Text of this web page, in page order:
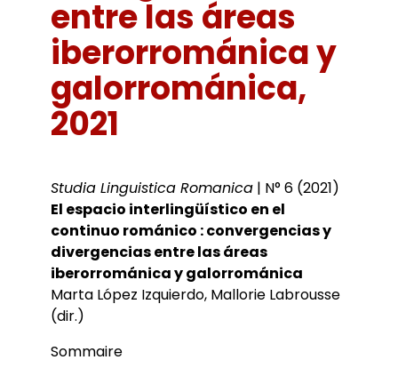
Agenda
Séminaires et conférences
Journées d’études
Colloques
Soutenances de doctorat
Soutenances HDR
Les Revues du LER
Revue Pandora
Cuadernos LIRICO
Cahiers ALHIM
RITA
Publications
Ouvrages
Dossiers et numéros de revues
Le LER sur Vimeo
entre las áreas
iberorrománica y
galorrománica,
2021
Studia Linguistica Romanica| N° 6 (2021)
El espacio interlingüístico en el
continuo románico : convergencias y
divergencias entre las áreas
iberorrománica y galorrománica
Marta López Izquierdo, Mallorie Labrousse
(dir.)
Sommaire